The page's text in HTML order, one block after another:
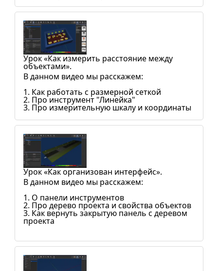
Урок «Как измерить расстояние между
объектами».
В данном видео мы расскажем:
1. Как работать с размерной сеткой
2. Про инструмент "Линейка"
3. Про измерительную шкалу и координаты
Урок «Как организован интерфейс».
В данном видео мы расскажем:
1. О панели инструментов
2. Про дерево проекта и свойства объектов
3. Как вернуть закрытую панель с деревом
проекта